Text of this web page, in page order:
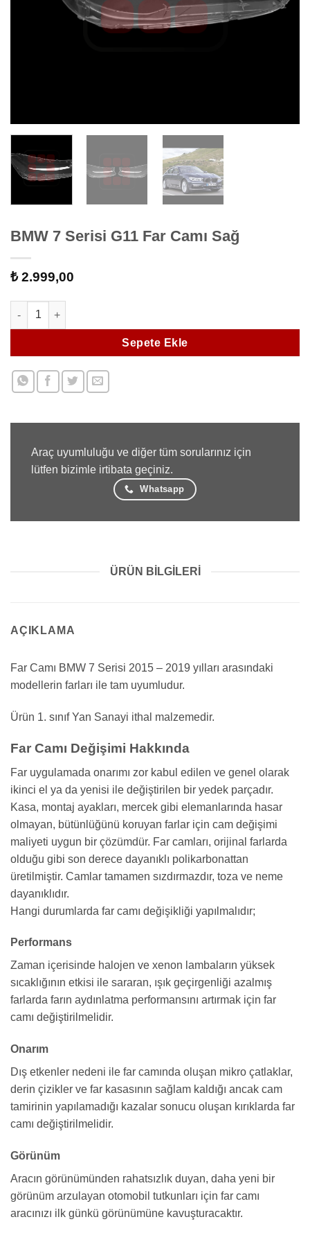
BMW 7 Serisi G11 Far Camı Sağ
₺2.999,00
BMW 7 Serisi G11 Far Camı Sağ adet
Sepete Ekle
Araç uyumluluğu ve diğer tüm sorularınız için
lütfen bizimle irtibata geçiniz.
Whatsapp
ÜRÜN BILGILERI
AÇIKLAMA
Far Camı BMW 7 Serisi 2015 – 2019 yılları arasındaki
modellerin farları ile tam uyumludur.
Ürün 1. sınıf Yan Sanayi ithal malzemedir.
Far Camı Değişimi Hakkında
Far uygulamada onarımı zor kabul edilen ve genel olarak
ikinci el ya da yenisi ile değiştirilen bir yedek parçadır.
Kasa, montaj ayakları, mercek gibi elemanlarında hasar
olmayan, bütünlüğünü koruyan farlar için cam değişimi
maliyeti uygun bir çözümdür. Far camları, orijinal farlarda
olduğu gibi son derece dayanıklı polikarbonattan
üretilmiştir. Camlar tamamen sızdırmazdır, toza ve neme
dayanıklıdır.
Hangi durumlarda far camı değişikliği yapılmalıdır;
Performans
Zaman içerisinde halojen ve xenon lambaların yüksek
sıcaklığının etkisi ile sararan, ışık geçirgenliği azalmış
farlarda farın aydınlatma performansını artırmak için far
camı değiştirilmelidir.
Onarım
Dış etkenler nedeni ile far camında oluşan mikro çatlaklar,
derin çizikler ve far kasasının sağlam kaldığı ancak cam
tamirinin yapılamadığı kazalar sonucu oluşan kırıklarda far
camı değiştirilmelidir.
Görünüm
Aracın görünümünden rahatsızlık duyan, daha yeni bir
görünüm arzulayan otomobil tutkunları için far camı
aracınızı ilk günkü görünümüne kavuşturacaktır.